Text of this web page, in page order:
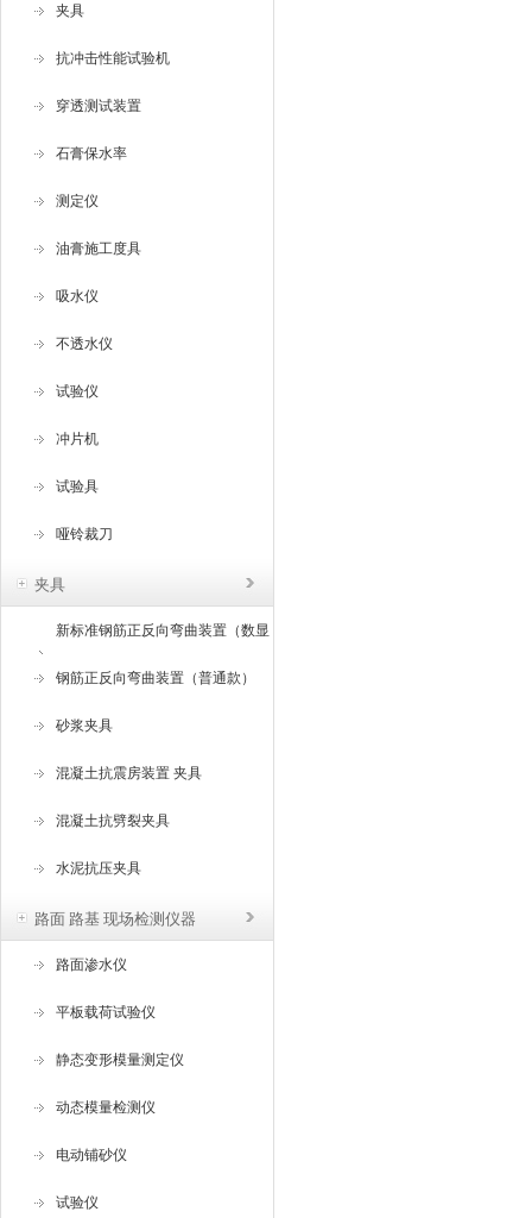
夹具
抗冲击性能试验机
穿透测试装置
石膏保水率
测定仪
油膏施工度具
吸水仪
不透水仪
试验仪
冲片机
试验具
哑铃裁刀
夹具
新标准钢筋正反向弯曲装置（数显
角度）
钢筋正反向弯曲装置（普通款）
砂浆夹具
混凝土抗震房装置 夹具
混凝土抗劈裂夹具
水泥抗压夹具
路面 路基 现场检测仪器
路面渗水仪
平板载荷试验仪
静态变形模量测定仪
动态模量检测仪
电动铺砂仪
试验仪